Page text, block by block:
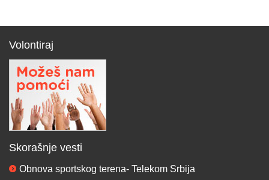
Volontiraj
Skorašnje vesti
Obnova sportskog terena- Telekom Srbija